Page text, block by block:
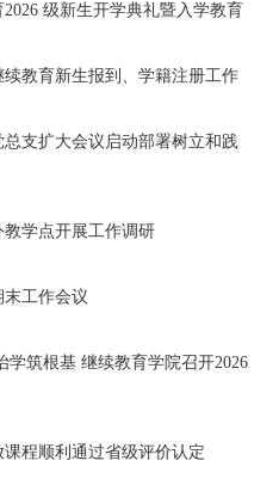
级新生开学典礼暨入学教育
教育新生报到、学籍注册工作
支扩大会议启动部署树立和践
学点开展工作调研
工作会议
筑根基 继续教育学院召开2026
程顺利通过省级评价认定